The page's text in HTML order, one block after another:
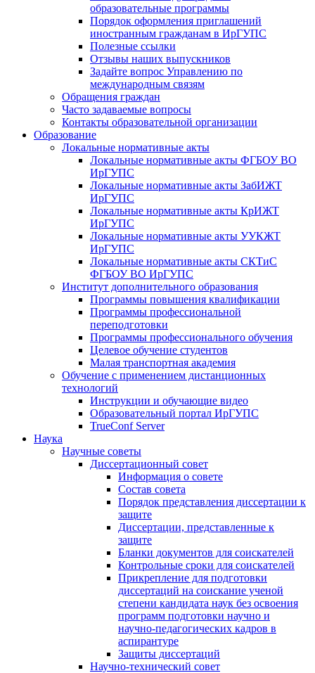
образовательные программы
Порядок оформления приглашений
иностранным гражданам в ИрГУПС
Полезные ссылки
Отзывы наших выпускников
Задайте вопрос Управлению по
международным связям
Обращения граждан
Часто задаваемые вопросы
Контакты образовательной организации
Образование
Локальные нормативные акты
Локальные нормативные акты ФГБОУ ВО
ИрГУПС
Локальные нормативные акты ЗабИЖТ
ИрГУПС
Локальные нормативные акты КрИЖТ
ИрГУПС
Локальные нормативные акты УУКЖТ
ИрГУПС
Локальные нормативные акты СКТиС
ФГБОУ ВО ИрГУПС
Институт дополнительного образования
Программы повышения квалификации
Программы профессиональной
переподготовки
Программы профессионального обучения
Целевое обучение студентов
Малая транспортная академия
Обучение с применением дистанционных
технологий
Инструкции и обучающие видео
Образовательный портал ИрГУПС
TrueConf Server
Наука
Научные советы
Диссертационный совет
Информация о совете
Состав совета
Порядок представления диссертации к
защите
Диссертации, представленные к
защите
Бланки документов для соискателей
Контрольные сроки для соискателей
Прикрепление для подготовки
диссертаций на соискание ученой
степени кандидата наук без освоения
программ подготовки научно и
научно-педагогических кадров в
аспирантуре
Защиты диссертаций
Научно-технический совет